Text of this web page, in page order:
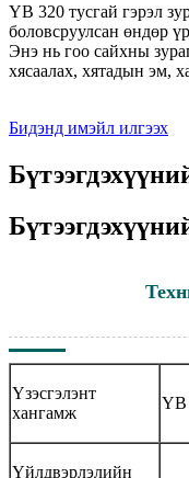
YB 320 тусгай гэрэл
боловсруулсан өндөр
Энэ нь гоо сайхны
хясаалах, хятадын эм,
Бидэнд имэйл илгээх
Үзэсгэлэнт
хангамж
YB
Үйлдвэрлэлийн